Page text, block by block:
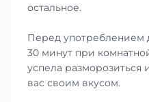
остальное.
Перед употреблением
30 минут при
успела разморозиться
вас своим вкусом.